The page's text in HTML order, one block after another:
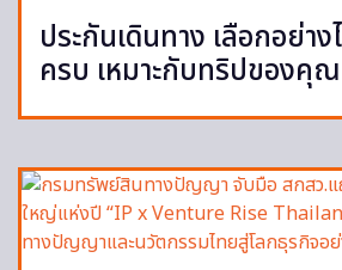
ประกันเดินทาง เลือกอย่า
ครบ เหมาะกับทริปของคุณ